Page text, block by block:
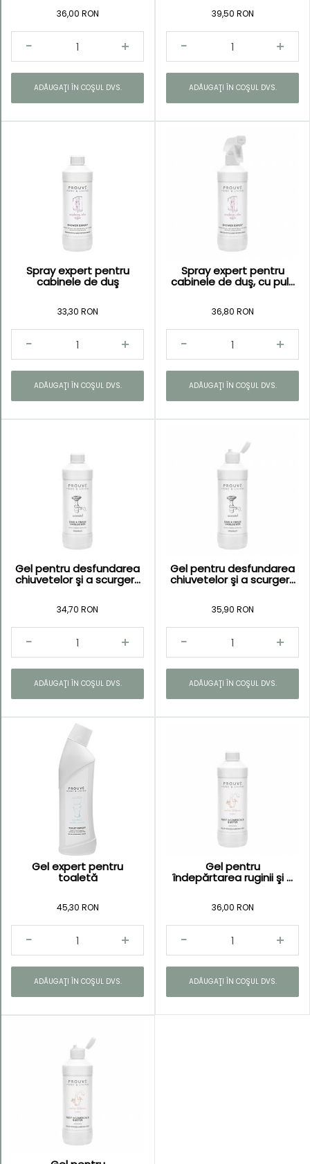
36,00 RON
ADĂUGAŢI ÎN COŞUL DVS.
39,50 RON
ADĂUGAŢI ÎN COŞUL DVS.
Spray expert pentru
cabinele de duş
33,30 RON
ADĂUGAŢI ÎN COŞUL DVS.
Spray expert pentru
cabinele de duş, cu pul...
36,80 RON
ADĂUGAŢI ÎN COŞUL DVS.
Gel pentru desfundarea
chiuvetelor şi a scurger...
34,70 RON
ADĂUGAŢI ÎN COŞUL DVS.
Gel pentru desfundarea
chiuvetelor şi a scurger...
35,90 RON
ADĂUGAŢI ÎN COŞUL DVS.
Gel expert pentru
toaletă
45,30 RON
ADĂUGAŢI ÎN COŞUL DVS.
Gel pentru
îndepărtarea ruginii şi ...
36,00 RON
ADĂUGAŢI ÎN COŞUL DVS.